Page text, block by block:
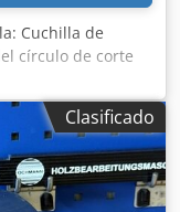
Cuchilla de
círculo de corte
50 mm -
6.000 rpm -
Clasificado